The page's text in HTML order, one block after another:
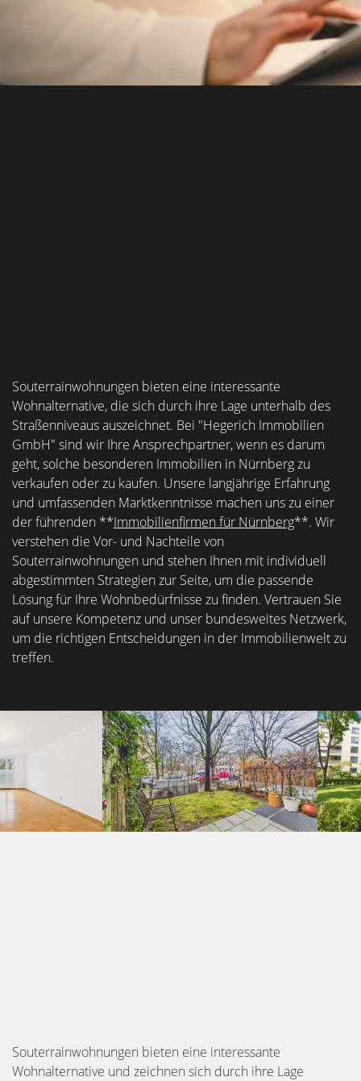
Souterrainwohnungen bieten eine interessante
Wohnalternative, die sich durch ihre Lage unterhalb des
Straßenniveaus auszeichnet. Bei "Hegerich Immobilien
GmbH" sind wir Ihre Ansprechpartner, wenn es darum
geht, solche besonderen Immobilien in Nürnberg zu
verkaufen oder zu kaufen. Unsere langjährige Erfahrung
und umfassenden Marktkenntnisse machen uns zu einer
der führenden **Immobilienfirmen für Nürnberg**. Wir
verstehen die Vor- und Nachteile von
Souterrainwohnungen und stehen Ihnen mit individuell
abgestimmten Strategien zur Seite, um die passende
Lösung für Ihre Wohnbedürfnisse zu finden. Vertrauen Sie
auf unsere Kompetenz und unser bundesweites Netzwerk,
um die richtigen Entscheidungen in der Immobilienwelt zu
treffen.
Souterrainwohnungen bieten eine interessante
Wohnalternative und zeichnen sich durch ihre Lage